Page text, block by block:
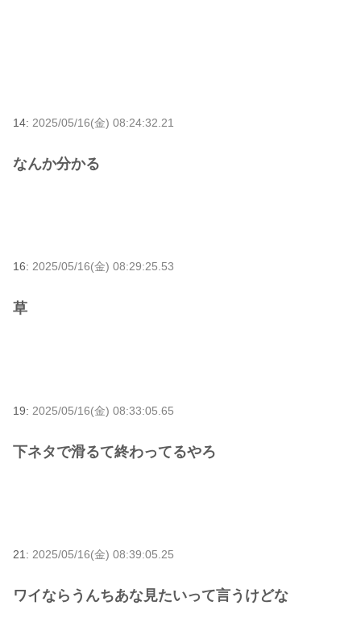
14: 2025/05/16(金) 08:24:32.21
なんか分かる
16: 2025/05/16(金) 08:29:25.53
草
19: 2025/05/16(金) 08:33:05.65
下ネタで滑るて終わってるやろ
21: 2025/05/16(金) 08:39:05.25
ワイならうんちあな見たいって言うけどな